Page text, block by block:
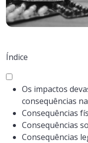
Índice
Os impactos
consequências
Consequências
Consequências
Consequências